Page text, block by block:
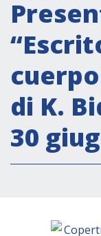
Segreteria
Segreteria
Segreteria
Forum PMI
Conferenze
Rete per la
genere
di K.
30